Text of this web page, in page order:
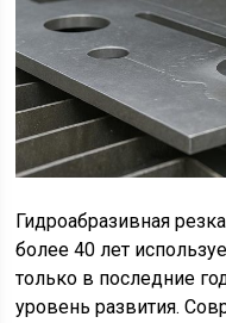
Гидроабразивная
более 40 лет
только в последние
уровень развития.